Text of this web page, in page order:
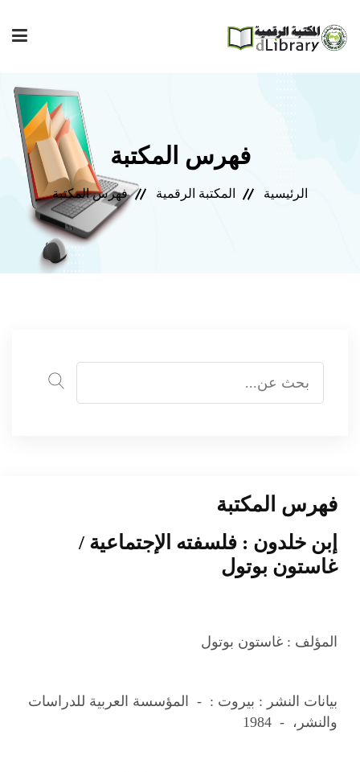
إصدارات المعهد
فهرس المكتبة
مجلة المعهد
مكتبتي
فهرس المكتبة
الرئيسية المكتبة الرقمية فهرس المكتبة
فهرس المكتبة
إبن خلدون : فلسفته الإجتماعية /
غاستون بوتول
المؤلف :غاستون بوتول
بيانات النشر : بيروت : - المؤسسة العربية للدراسات
والنشر، - 1984